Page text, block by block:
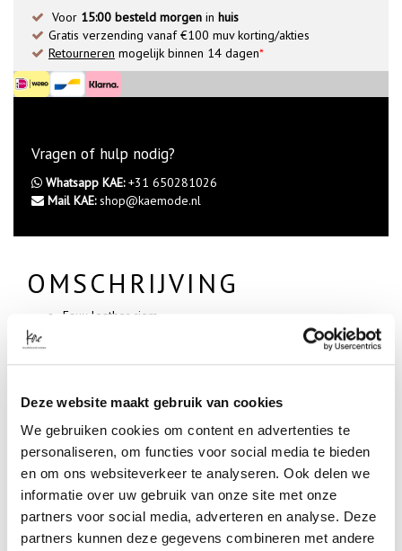
Deze website maakt gebruik van cookies
We gebruiken cookies om content en advertenties te
personaliseren, om functies voor social media te bieden
en om ons websiteverkeer te analyseren. Ook delen we
informatie over uw gebruik van onze site met onze
partners voor social media, adverteren en analyse. Deze
partners kunnen deze gegevens combineren met andere
OMSCHRIJVING
Faux leather riem
Black
Beige creme
SPECIFICATIES
Artikelnummer
-
Kleur
BROWN BEIGE RED
Voor 15:00 besteld morgen in huis
Gratis verzending vanaf €100 muv korting/akties
Retourneren mogelijk binnen 14 dagen*
Vragen of hulp nodig?
Whatsapp KAE:+31 650281026
Mail KAE:shop@kaemode.nl